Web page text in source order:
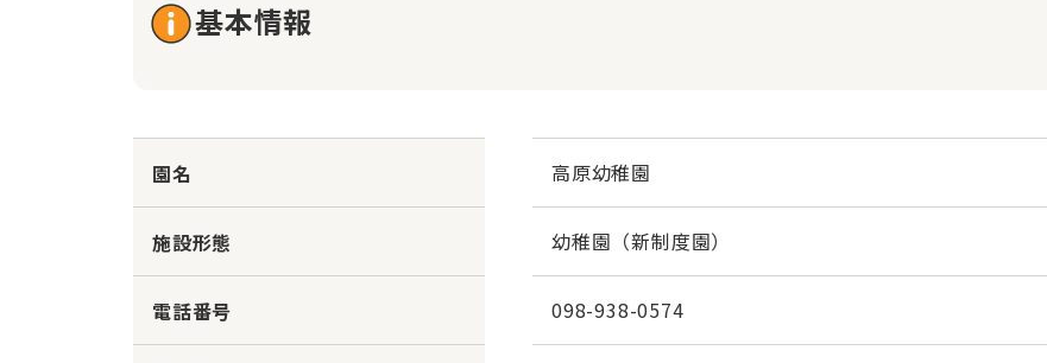
基本情報
園名 高原幼稚園
施設形態 幼稚園（新制度園）
電話番号 098-938-0574